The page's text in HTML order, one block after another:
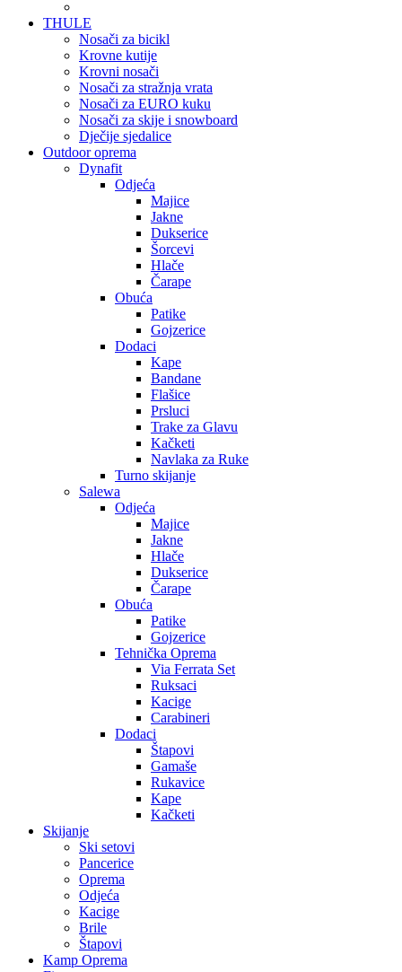
THULE
Nosači za bicikl
Krovne kutije
Krovni nosači
Nosači za stražnja vrata
Nosači za EURO kuku
Nosači za skije i snowboard
Dječije sjedalice
Outdoor oprema
Dynafit
Odjeća
Majice
Jakne
Dukserice
Šorcevi
Hlače
Čarape
Obuća
Patike
Gojzerice
Dodaci
Kape
Bandane
Flašice
Prsluci
Trake za Glavu
Kačketi
Navlaka za Ruke
Turno skijanje
Salewa
Odjeća
Majice
Jakne
Hlače
Dukserice
Čarape
Obuća
Patike
Gojzerice
Tehnička Oprema
Via Ferrata Set
Ruksaci
Kacige
Carabineri
Dodaci
Štapovi
Gamaše
Rukavice
Kape
Kačketi
Skijanje
Ski setovi
Pancerice
Oprema
Odjeća
Kacige
Brile
Štapovi
Kamp Oprema